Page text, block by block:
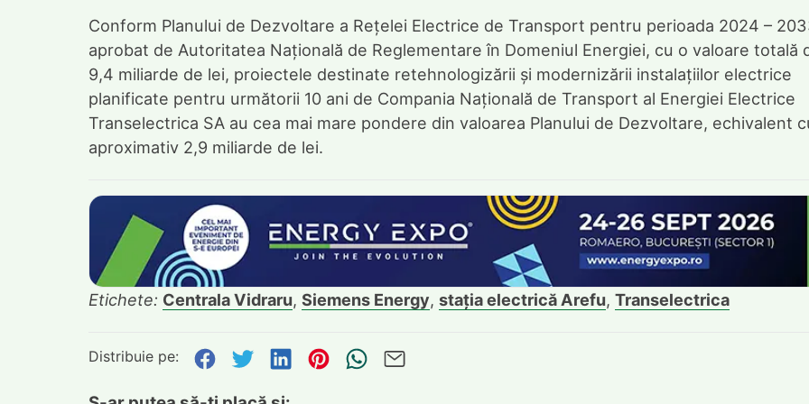
Conform Planului de Dezvoltare a Rețelei Electrice de Transport pentru perioada 2024 –
aprobat de Autoritatea Națională de Reglementare în Domeniul Energiei, cu o valoare totală
9,4 miliarde de lei, proiectele destinate retehnologizării și modernizării instalațiilor electrice
planificate pentru următorii 10 ani de Compania Națională de Transport al Energiei Electrice
Transelectrica SA au cea mai mare pondere din valoarea Planului de Dezvoltare, echivalent
aproximativ 2,9 miliarde de lei.
Etichete: Centrala Vidraru, Siemens Energy, stația electrică Arefu, Transelectrica
Distribuie pe: Distribuie pe Facebook
Distribuie pe Twitter
Distribuie pe LinkedIn
Distribuie pe Pinterest
Trimite prin whatsapp